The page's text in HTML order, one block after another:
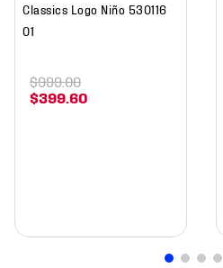
Classics Logo Niño 530116
01
$399.60
$999.00